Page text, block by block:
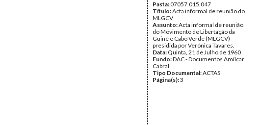
Pasta:07057.015.047
Título:Acta informal de reunião do
MLGCV
Assunto:Acta informal de reunião
do Movimento de Libertação da
Guiné e Cabo Verde (MLGCV)
presidida por Verónica Tavares.
Data: Quinta, 21 de Julho de 1960
Fundo:DAC - Documentos Amílcar
Cabral
Tipo Documental:ACTAS
Página(s):3